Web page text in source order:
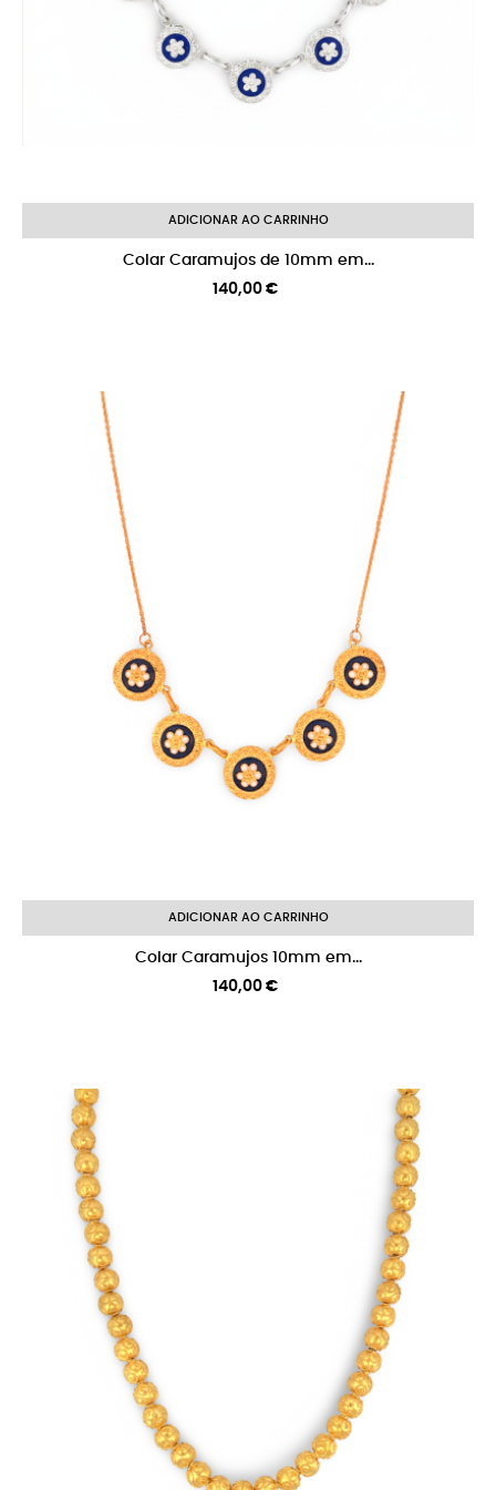
ADICIONAR AO CARRINHO
Colar Caramujos de 10mm em...
Preço
140,00 €
ADICIONAR AO CARRINHO
Colar Caramujos 10mm em...
Preço
140,00 €